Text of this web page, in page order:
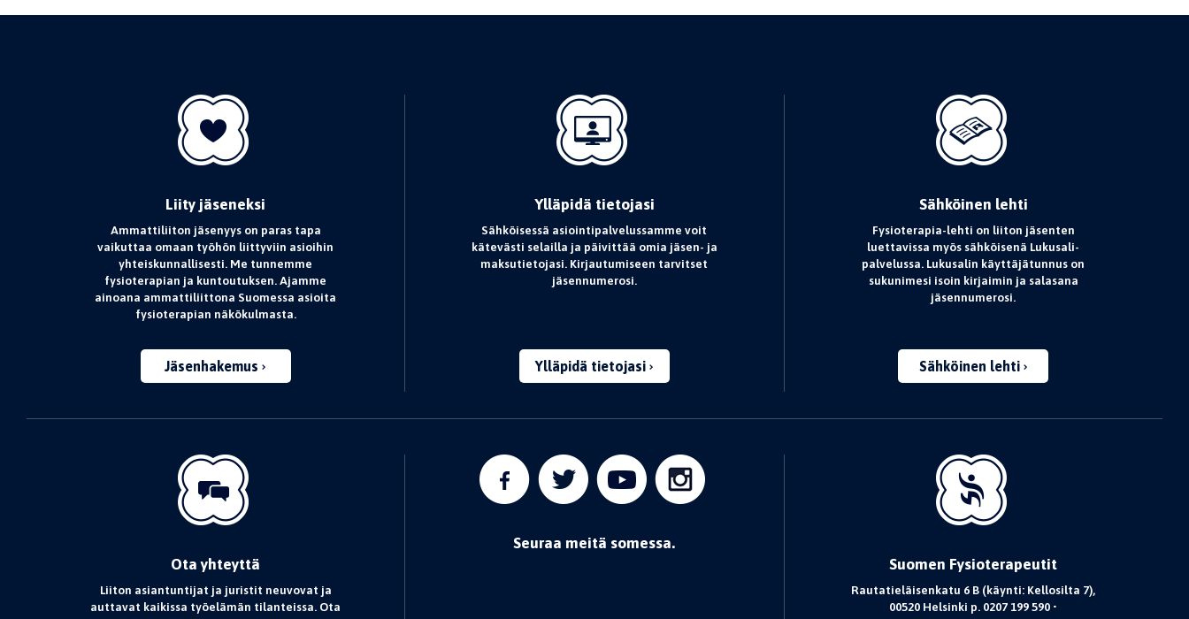
Liity jäseneksi
Ammattiliiton jäsenyys on paras tapa
vaikuttaa omaan työhön liittyviin asioihin
yhteiskunnallisesti. Me tunnemme
fysioterapian ja kuntoutuksen. Ajamme
ainoana ammattiliittona Suomessa asioita
fysioterapian näkökulmasta.
Jäsenhakemus
Ylläpidä tietojasi
Sähköisessä asiointipalvelussamme voit
kätevästi selailla ja päivittää omia jäsen- ja
maksutietojasi. Kirjautumiseen tarvitset
jäsennumerosi.
Ylläpidä tietojasi
Sähköinen lehti
Fysioterapia-lehti on liiton jäsenten
luettavissa myös sähköisenä Lukusali-
palvelussa. Lukusalin käyttäjätunnus on
sukunimesi isoin kirjaimin ja salasana
jäsennumerosi.
Sähköinen lehti
Ota yhteyttä
Liiton asiantuntijat ja juristit neuvovat ja
auttavat kaikissa työelämän tilanteissa. Ota
Seuraa meitä somessa.
Suomen Fysioterapeutit
Rautatieläisenkatu 6 B (käynti: Kellosilta 7),
00520 Helsinki p. 0207 199 590 •